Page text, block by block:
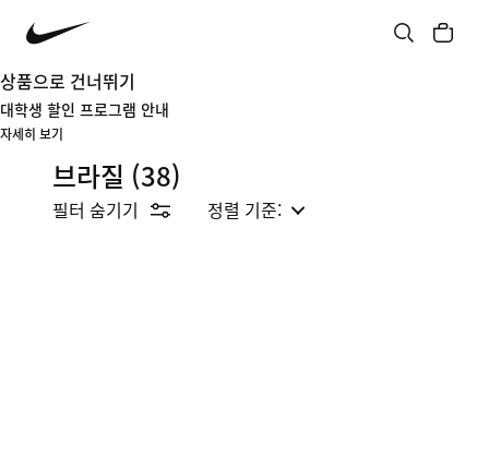
상품으로 건너뛰기
대학생 할인 프로그램 안내
자세히 보기
브라질 (38)
필터 숨기기 정렬 기준: